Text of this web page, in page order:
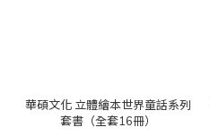
華碩文化 立體繪本世界童話系列
套書（全套16冊）